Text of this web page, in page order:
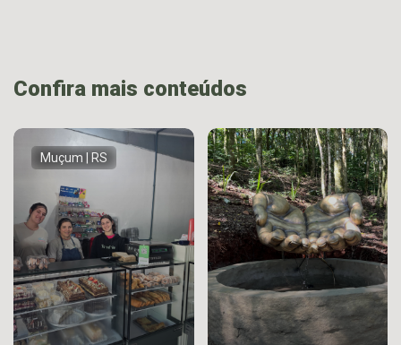
Confira mais conteúdos
Muçum | RS